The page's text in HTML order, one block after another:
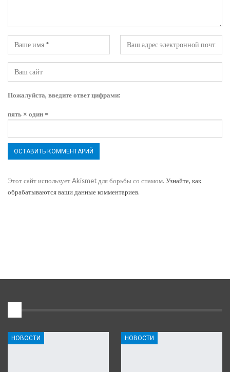
Пожалуйста, введите ответ цифрами:
пять × один =
Этот сайт использует Akismet для борьбы со спамом. Узнайте, как
обрабатываются ваши данные комментариев.
НОВОСТИ НОВОСТИ